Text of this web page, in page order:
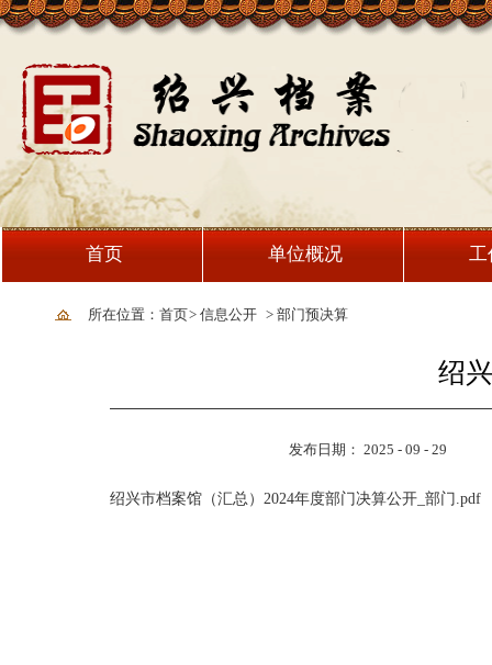
首页 单位概况 工
所在位置：首页> 信息公开 > 部门预决算
绍
发布日期： 2025 - 09 - 29
绍兴市档案馆（汇总）2024年度部门决算公开_部门.pdf